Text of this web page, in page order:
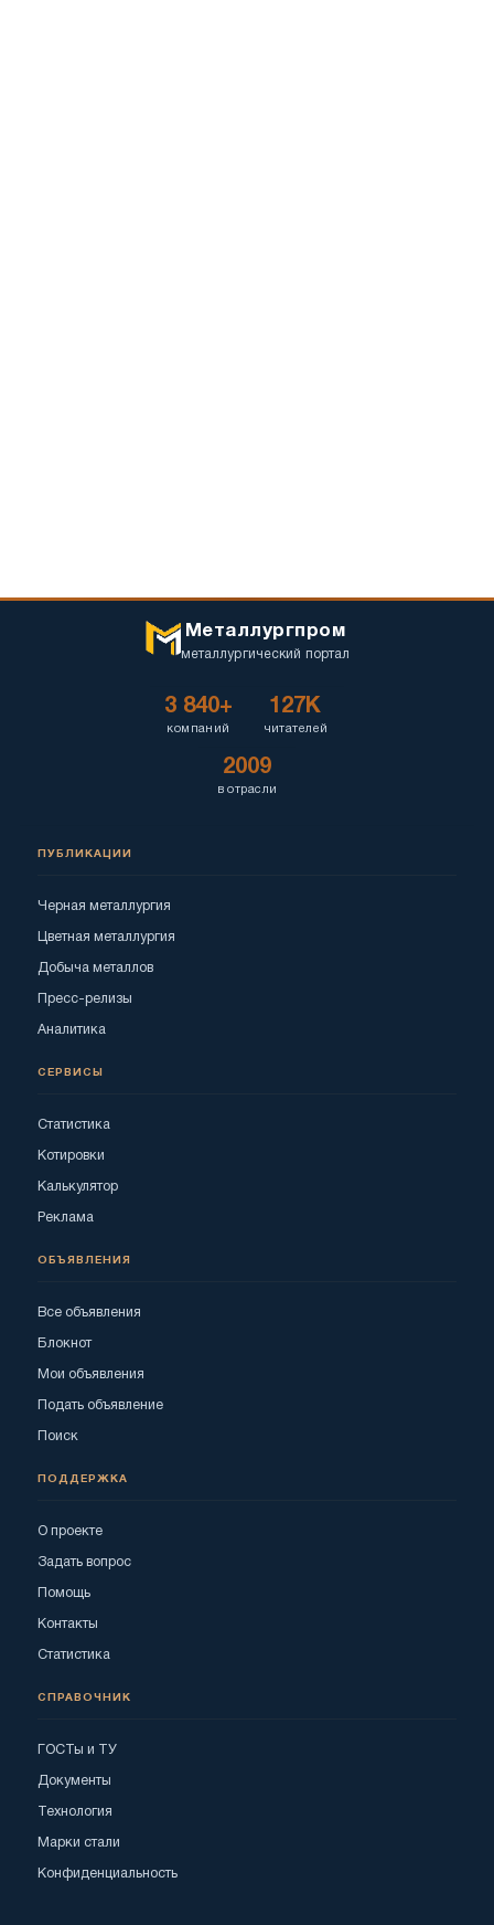
Металлургпром
металлургический портал
3 840+
компаний
127K
читателей
2009
в отрасли
ПУБЛИКАЦИИ
Черная металлургия
Цветная металлургия
Добыча металлов
Пресс-релизы
Аналитика
СЕРВИСЫ
Статистика
Котировки
Калькулятор
Реклама
ОБЪЯВЛЕНИЯ
Все объявления
Блокнот
Мои объявления
Подать объявление
Поиск
ПОДДЕРЖКА
О проекте
Задать вопрос
Помощь
Контакты
Статистика
СПРАВОЧНИК
ГОСТы и ТУ
Документы
Технология
Марки стали
Конфиденциальность